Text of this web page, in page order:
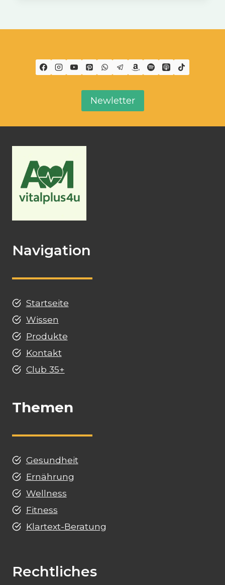
&
EINKLANG
Newletter
Navigation
Startseite
Wissen
Produkte
Kontakt
Club 35+
Themen
Gesundheit
Ernährung
Wellness
Fitness
Klartext-Beratung
Rechtliches